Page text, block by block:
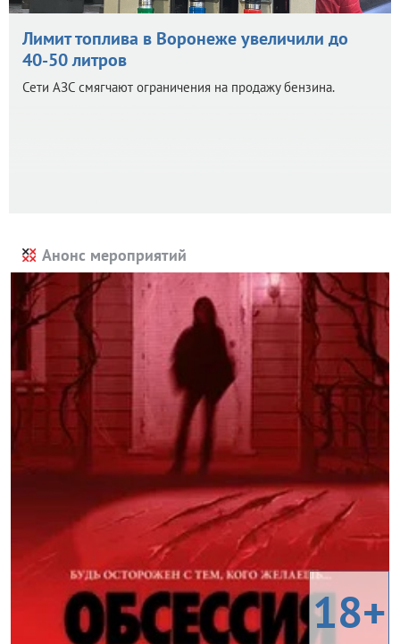
Лимит топлива в Воронеже увеличили до
40-50 литров
Сети АЗС смягчают ограничения на продажу бензина.
Анонс мероприятий
18+